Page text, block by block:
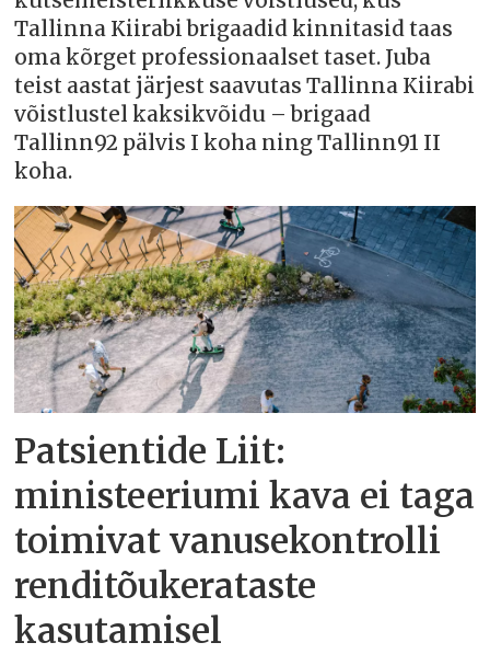
Tallinna Kiirabi brigaadid kinnitasid taas
oma kõrget professionaalset taset. Juba
teist aastat järjest saavutas Tallinna Kiirabi
võistlustel kaksikvõidu – brigaad
Tallinn92 pälvis I koha ning Tallinn91 II
koha.
Patsientide Liit:
ministeeriumi kava ei taga
toimivat vanusekontrolli
renditõukerataste
kasutamisel